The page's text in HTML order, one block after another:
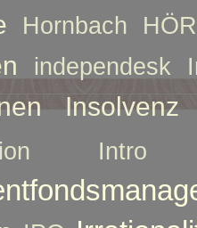
Hornbach
independesk
Insolvenz
Intro